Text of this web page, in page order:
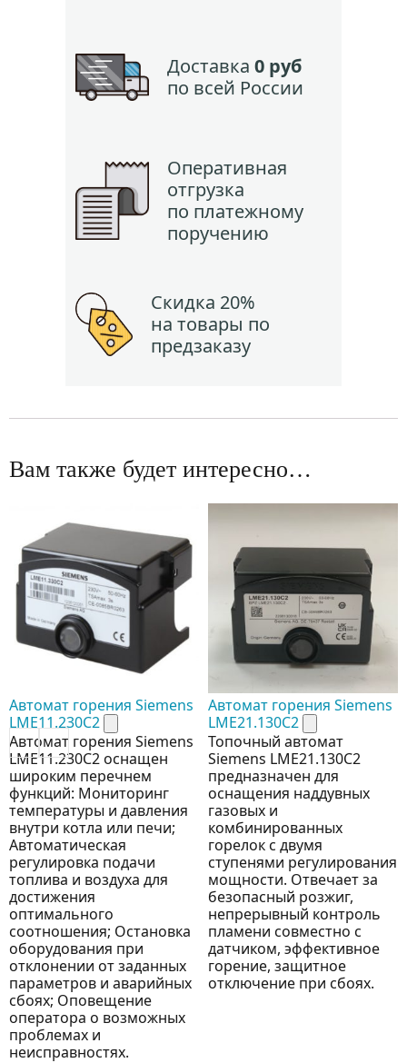
Доставка 0 руб
по всей России
Оперативная
отгрузка
по платежному
поручению
Скидка 20%
на товары по
предзаказу
Вам также будет интересно…
Автомат горения Siemens
LME11.230C2
Автомат горения Siemens
LME11.230C2 оснащен
широким перечнем
функций: Мониторинг
температуры и давления
внутри котла или печи;
Автоматическая
регулировка подачи
топлива и воздуха для
достижения
оптимального
соотношения; Остановка
оборудования при
отклонении от заданных
параметров и аварийных
сбоях; Оповещение
оператора о возможных
проблемах и
неисправностях.
Автомат горения Siemens
LME21.130C2
Топочный автомат
Siemens LME21.130C2
предназначен для
оснащения наддувных
газовых и
комбинированных
горелок с двумя
ступенями регулирования
мощности. Отвечает за
безопасный розжиг,
непрерывный контроль
пламени совместно с
датчиком, эффективное
горение, защитное
отключение при сбоях.